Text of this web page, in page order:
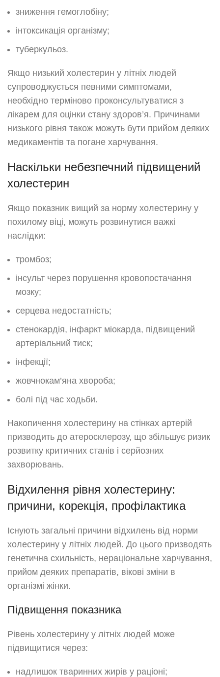
зниження гемоглобіну;
інтоксикація організму;
туберкульоз.
Якщо низький холестерин у літніх людей
супроводжується певними симптомами,
необхідно терміново проконсультуватися з
лікарем для оцінки стану здоров’я. Причинами
низького рівня також можуть бути прийом деяких
медикаментів та погане харчування.
Наскільки небезпечний підвищений
холестерин
Якщо показник вищий за норму холестерину у
похилому віці, можуть розвинутися важкі
наслідки:
тромбоз;
інсульт через порушення кровопостачання
мозку;
серцева недостатність;
стенокардія, інфаркт міокарда, підвищений
артеріальний тиск;
інфекції;
жовчнокам’яна хвороба;
болі під час ходьби.
Накопичення холестерину на стінках артерій
призводить до атеросклерозу, що збільшує ризик
розвитку критичних станів і серйозних
захворювань.
Відхилення рівня холестерину:
причини, корекція, профілактика
Існують загальні причини відхилень від норми
холестерину у літніх людей. До цього призводять
генетична схильність, нераціональне харчування,
прийом деяких препаратів, вікові зміни в
організмі жінки.
Підвищення показника
Рівень холестерину у літніх людей може
підвищитися через:
надлишок тваринних жирів у раціоні;